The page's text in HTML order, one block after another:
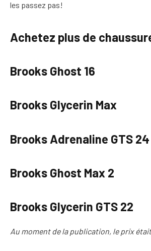
les passez pas!
Achetez plus de
Brooks Ghost 16
Brooks Glycerin Max
Brooks Adrenaline GTS 24
Brooks Ghost Max 2
Brooks Glycerin GTS 22
Au moment de la publication, le prix était